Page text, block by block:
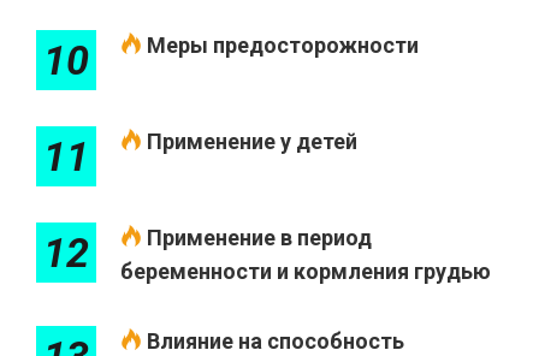
10 Меры предосторожности
11 Применение у детей
12
Применение в период
беременности и кормления грудью
Влияние на способность